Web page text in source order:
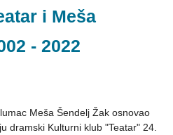
i Meša
- 2022
Meša Šendelj Žak osnovao
dramski Kulturni klub "Teatar" 24.